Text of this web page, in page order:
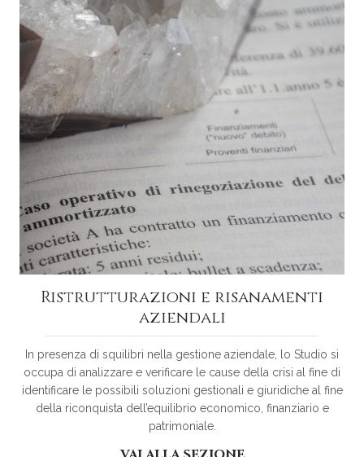
Ristrutturazioni e risanamenti
aziendali
In presenza di squilibri nella gestione aziendale, lo Studio si
occupa di analizzare e verificare le cause della crisi al fine di
identificare le possibili soluzioni gestionali e giuridiche al fine
della riconquista dell’equilibrio economico, finanziario e
patrimoniale.